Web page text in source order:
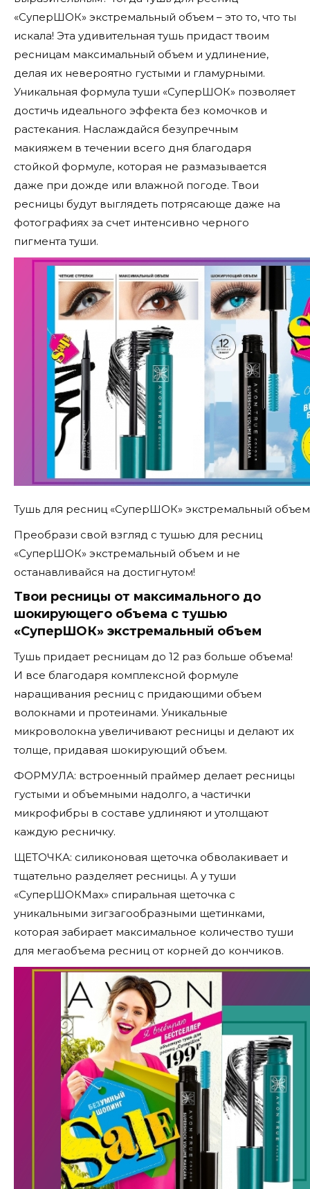
«СуперШОК» экстремальный объем – это то, что ты
искала! Эта удивительная тушь придаст твоим
ресницам максимальный объем и удлинение,
делая их невероятно густыми и гламурными.
Уникальная формула туши «СуперШОК» позволяет
достичь идеального эффекта без комочков и
растекания. Наслаждайся безупречным
макияжем в течении всего дня благодаря
стойкой формуле, которая не размазывается
даже при дожде или влажной погоде. Твои
ресницы будут выглядеть потрясающе даже на
фотографиях за счет интенсивно черного
пигмента туши.
Тушь для ресниц «СуперШОК» экстремальный объем
Преобрази свой взгляд с тушью для ресниц
«СуперШОК» экстремальный объем и не
останавливайся на достигнутом!
Твои ресницы от максимального до
шокирующего объема с тушью
«СуперШОК» экстремальный объем
Тушь придает ресницам до 12 раз больше объема!
И все благодаря комплексной формуле
наращивания ресниц с придающими объем
волокнами и протеинами. Уникальные
микроволокна увеличивают ресницы и делают их
толще, придавая шокирующий объем.
ФОРМУЛА: встроенный праймер делает ресницы
густыми и объемными надолго, а частички
микрофибры в составе удлиняют и утолщают
каждую ресничку.
ЩЕТОЧКА: силиконовая щеточка обволакивает и
тщательно разделяет ресницы. А у туши
«СуперШОКMax» спиральная щеточка с
уникальными зигзагообразными щетинками,
которая забирает максимальное количество туши
для мегаобъема ресниц от корней до кончиков.